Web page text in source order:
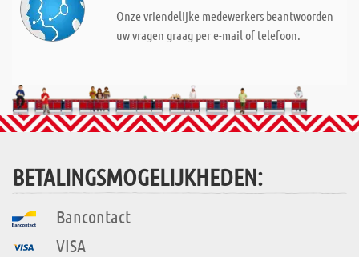
Onze vriendelijke medewerkers beantwoorden
uw vragen graag per e-mail of telefoon.
BETALINGSMOGELIJKHEDEN:
Bancontact
VISA